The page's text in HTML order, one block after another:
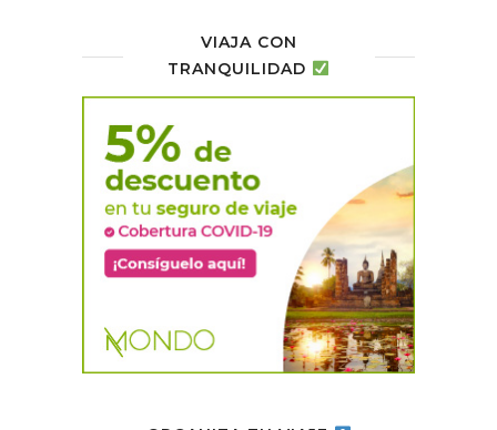
VIAJA CON
TRANQUILIDAD